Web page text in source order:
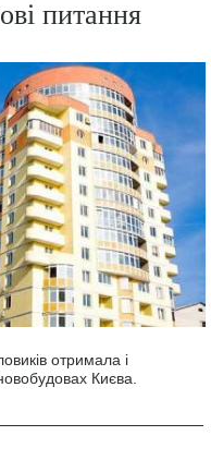
питання
отримала і
Києва.